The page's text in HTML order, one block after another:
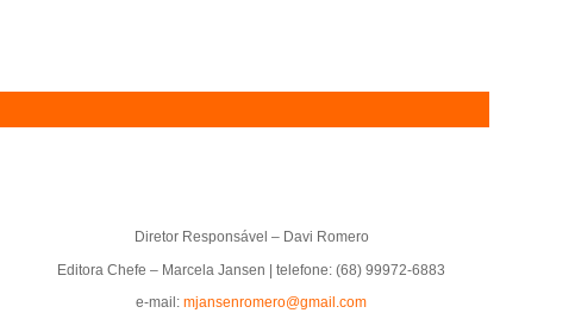
Diretor Responsável – Davi Romero
Editora Chefe – Marcela Jansen | telefone: (68) 99972-6883
e-mail: mjansenromero@gmail.com